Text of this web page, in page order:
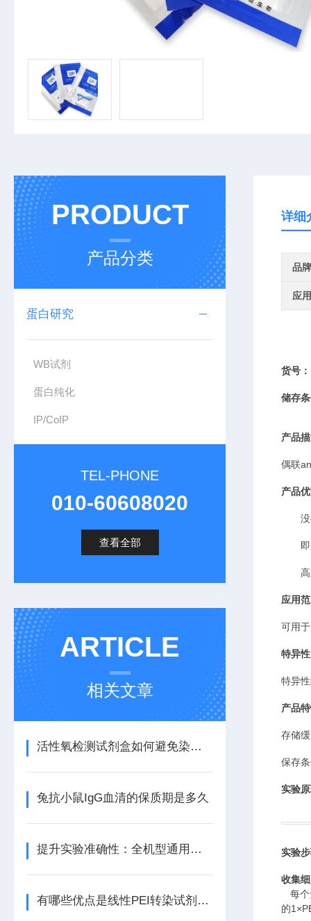
PRODUCT
产品分类
蛋白研究
WB试剂
蛋白纯化
IP/CoIP
TEL-PHONE
010-60608020
查看全部
ARTICLE
相关文章
活性氧检测试剂盒如何避免染料氧化与光漂白？
兔抗小鼠IgG血清的保质期是多久
提升实验准确性：全机型通用荧光定量试剂的选择技巧
有哪些优点是线性PEI转染试剂所不具备的呢？
详细
品牌
应
货号：
储存
产品
偶联
产品
应用
可用
特异性
特异
产品
存储
保存
实验
实验
收集
每
的